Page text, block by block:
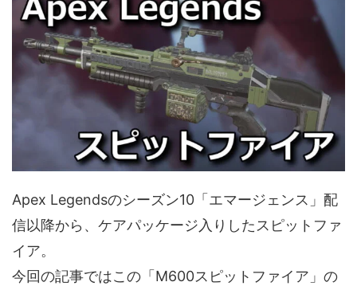
Apex Legendsのシーズン10「エマージェンス」配
信以降から、ケアパッケージ入りしたスピットファ
イア。
今回の記事ではこの「M600スピットファイア」の